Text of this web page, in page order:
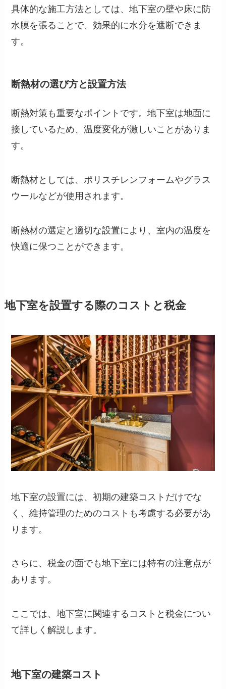
具体的な施工方法としては、地下室の壁や床に防
水膜を張ることで、効果的に水分を遮断できま
す。
断熱材の選び方と設置方法
断熱対策も重要なポイントです。地下室は地面に
接しているため、温度変化が激しいことがありま
す。
断熱材としては、ポリスチレンフォームやグラス
ウールなどが使用されます。
断熱材の選定と適切な設置により、室内の温度を
快適に保つことができます。
地下室を設置する際のコストと税金
地下室の設置には、初期の建築コストだけでな
く、維持管理のためのコストも考慮する必要があ
ります。
さらに、税金の面でも地下室には特有の注意点が
あります。
ここでは、地下室に関連するコストと税金につい
て詳しく解説します。
地下室の建築コスト